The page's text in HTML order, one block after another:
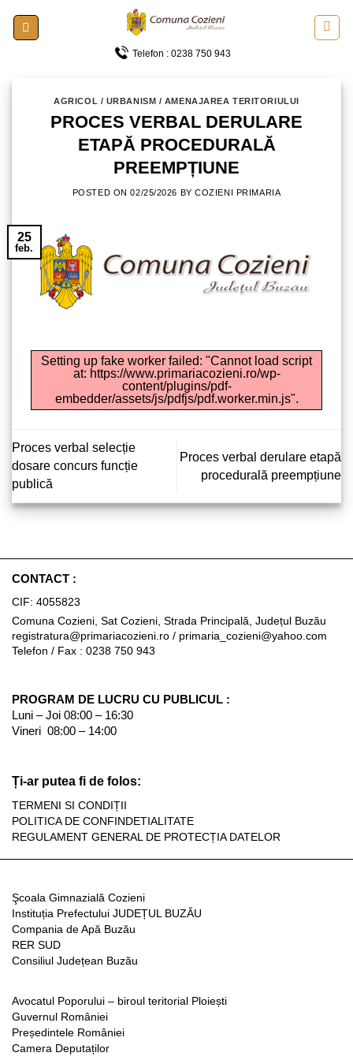
Telefon : 0238 750 943
AGRICOL / URBANISM / AMENAJAREA TERITORIULUI
PROCES VERBAL DERULARE
ETAPĂ PROCEDURALĂ
PREEMPȚIUNE
POSTED ON02/25/2026 BYCOZIENI PRIMARIA
25
feb.
Setting up fake worker failed: "Cannot load script
at: https://www.primariacozieni.ro/wp-
content/plugins/pdf-
embedder/assets/js/pdfjs/pdf.worker.min.js".
Proces verbal selecție
dosare concurs funcție
publică
Proces verbal derulare etapă
procedurală preempțiune
CONTACT :
CIF: 4055823
Comuna Cozieni, Sat Cozieni, Strada Principală, Județul Buzău
registratura@primariacozieni.ro / primaria_cozieni@yahoo.com
Telefon / Fax : 0238 750 943
PROGRAM DE LUCRU CU PUBLICUL :
Luni – Joi 08:00 – 16:30
Vineri 08:00 – 14:00
Ți-ar putea fi de folos:
TERMENI SI CONDIȚII
POLITICA DE CONFINDETIALITATE
REGULAMENT GENERAL DE PROTECȚIA DATELOR
Şcoala Gimnazială Cozieni
Instituția Prefectului JUDEȚUL BUZĂU
Compania de Apă Buzău
RER SUD
Consiliul Județean Buzău
Avocatul Poporului – biroul teritorial Ploiești
Guvernul României
Președintele României
Camera Deputaților